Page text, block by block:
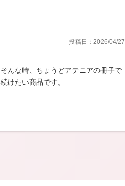
投稿日：2026/04/27
んな時、ちょうどアテニアの冊子で
けたい商品です。